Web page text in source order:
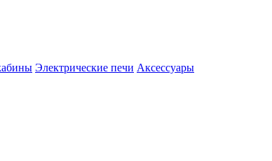
Электрические печи Аксессуары